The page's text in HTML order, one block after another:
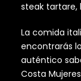
steak tartare,
La comida
encontrarás
auténtico
Costa